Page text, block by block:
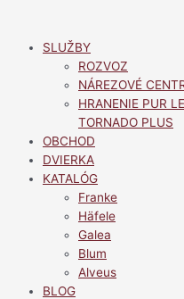
obsah
SLUŽBY
ROZVOZ
NÁREZOVÉ
HRANENIE PUR
TORNADO PLUS
OBCHOD
DVIERKA
KATALÓG
Franke
Häfele
Galea
Blum
Alveus
BLOG